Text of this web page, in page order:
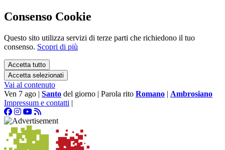
Consenso Cookie
Questo sito utilizza servizi di terze parti che richiedono il tuo
consenso. Scopri di più
Accetta tutto
Accetta selezionati
Vai al contenuto
Ven 7 ago | Santo del giorno | Parola rito Romano | Ambrosiano
Impressum e contatti |